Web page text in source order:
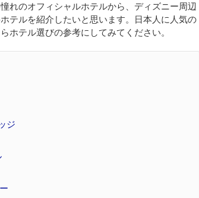
れのオフィシャルホテルから、ディズニー周辺
テルを紹介したいと思います。日本人に人気の
ホテル選びの参考にしてみてください。
ジ